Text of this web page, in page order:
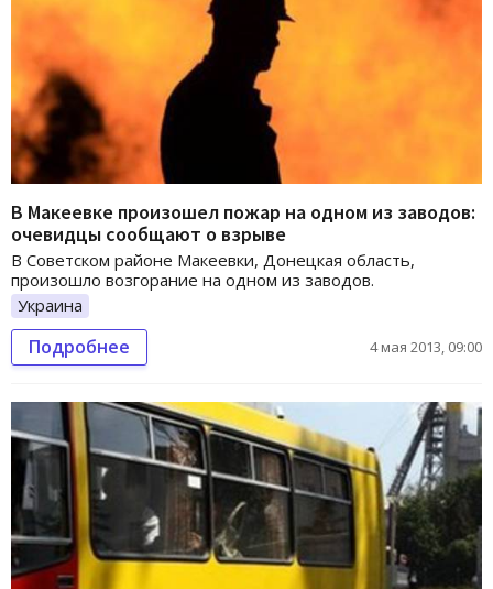
В Макеевке произошел пожар на одном из заводов:
очевидцы сообщают о взрыве
В Советском районе Макеевки, Донецкая область,
произошло возгорание на одном из заводов.
Украина
Подробнее 4 мая 2013, 09:00